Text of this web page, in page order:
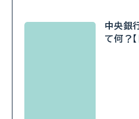
中央銀行
て何？